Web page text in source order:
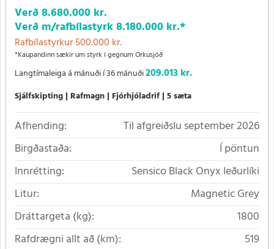
Verð8.680.000 kr.
Verð m/rafbílastyrk8.180.000 kr.*
Rafbílastyrkur 500.000 kr.
*Kaupandinn sækir um styrk í gegnum Orkusjóð
Langtímaleiga á mánuði í 36 mánuði209.013 kr.
Sjálfskipting Rafmagn Fjórhjóladrif 5 sæta
Afhending:
Til afgreiðslu september 2026
Birgðastaða:
Í pöntun
Innrétting:
Sensico Black Onyx leðurlíki
Litur:
Magnetic Grey
Dráttargeta (kg):
1800
Rafdrægni allt að (km):
519